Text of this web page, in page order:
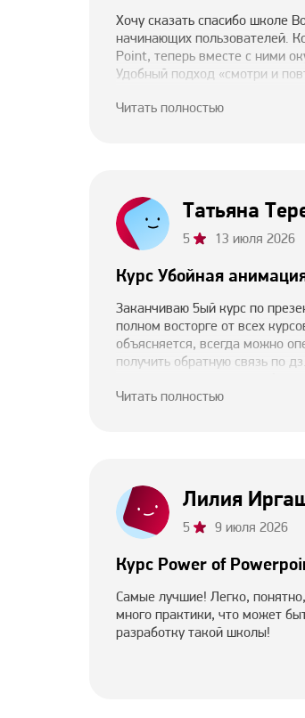
Хочу сказать спасибо школе
начинающих пользователей.
Point, теперь вместе с ними
Удобный подход «смотри и
наращивает насмотренность.
Читать полностью
Татьяна
5 13 июля 2026
Курс Убойная
Заканчиваю 5ый курс по
полном восторге от всех
объясняется, всегда можно
получить обратную связь по
Читать полностью
Лилия
5 9 июля 2026
Курс Power of
Самые лучшие! Легко,
много практики, что может
разработку такой школы!